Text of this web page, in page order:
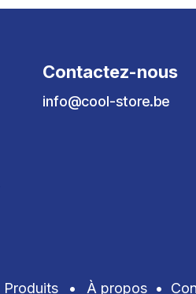
Contactez-nous
info@cool-store.be
Produits • À propos •